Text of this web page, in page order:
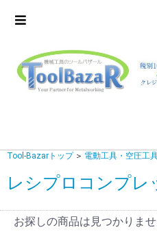
Tool-Bazarトップ ＞ 電動工具・空圧工
レシプロコンプレ
お探しの商品は見つかりま